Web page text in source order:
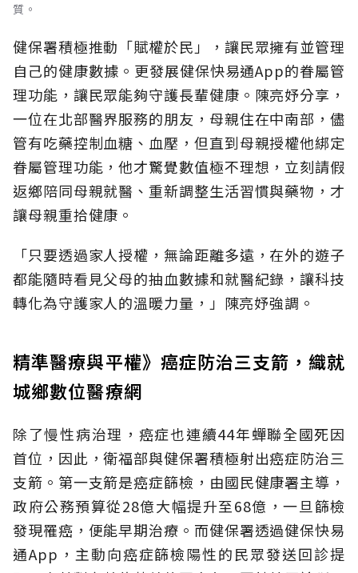
質。
健保署積極推動「賦權於民」，讓民眾擁有並管理
自己的健康數據。更發展健保快易通App的眷屬管
理功能，讓民眾能夠守護長輩健康。陳亮妤分享，
一位在北部醫界服務的朋友，母親住在中南部，儘
管有吃藥控制血糖、血壓，但直到母親授權他綁定
眷屬管理功能，他才驚覺數值極不理想，立刻請假
返鄉陪同母親就醫、重新調整生活習慣與藥物，才
讓母親重拾健康。
「只要透過家人授權，無論距離多遠，在外的遊子
都能隨時看見父母的抽血數據和就醫紀錄，讓科技
轉化為守護家人的溫暖力量，」陳亮妤強調。
精準醫療與平權》癌症防治三支箭，織就
城鄉數位醫療網
除了慢性病治理，癌症也連續44年蟬聯全國死因
首位，因此，衛福部與健保署積極射出癌症防治三
支箭。第一支箭是癌症篩檢，由國民健康署主導，
政府公務預算從28億大幅提升至68億，一旦篩檢
發現罹癌，便能早期治療。而健保署透過健保快易
通App，主動向癌症篩檢陽性的民眾發送回診提